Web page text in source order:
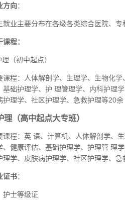
方向：
就业主要分布在各级各类综合医院、
课程：
理（初中起点）
课程：人体解剖学、生理学、生物化
基础护理学、护 理管理学、内科护理
护理学、社区护理学、急救护理等20余
理（高中起点大专班）
课程：英 语、计算机、人体解剖学、
、健康评估、基础护理学、护理管 理
理学、皮肤病护理学、社区护理学、
证书：
护士等级证